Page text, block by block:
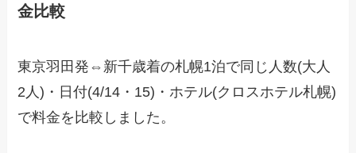
金比較
東京羽田発⇔新千歳着の札幌1泊で同じ人数(大人
2人)・日付(4/14・15)・ホテル(クロスホテル札幌)
で料金を比較しました。